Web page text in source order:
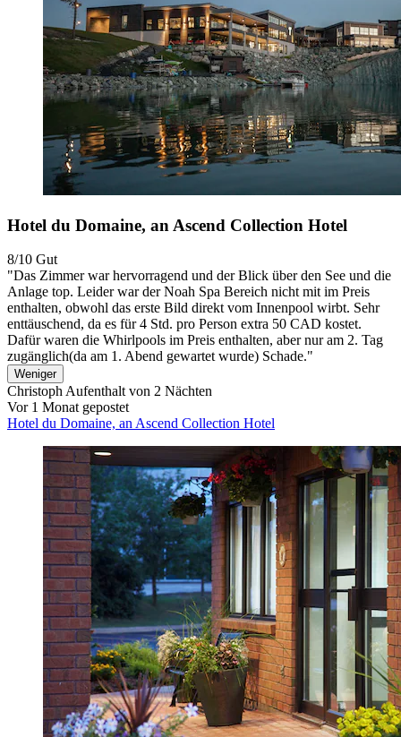
Hotel du Domaine, an Ascend Collection Hotel
8/10 Gut
"Das Zimmer war hervorragend und der Blick über den See und die
Anlage top. Leider war der Noah Spa Bereich nicht mit im Preis
enthalten, obwohl das erste Bild direkt vom Innenpool wirbt. Sehr
enttäuschend, da es für 4 Std. pro Person extra 50 CAD kostet.
Dafür waren die Whirlpools im Preis enthalten, aber nur am 2. Tag
zugänglich(da am 1. Abend gewartet wurde) Schade."
Weniger
Christoph Aufenthalt von 2 Nächten
Vor 1 Monat gepostet
Hotel du Domaine, an Ascend Collection Hotel